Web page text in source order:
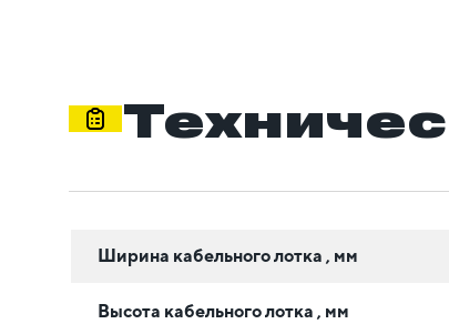
Ширина кабельного лотка , мм
Высота кабельного лотка , мм